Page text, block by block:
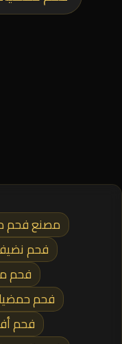
مصنع فحم
فحم
فحم
فحم
فحم